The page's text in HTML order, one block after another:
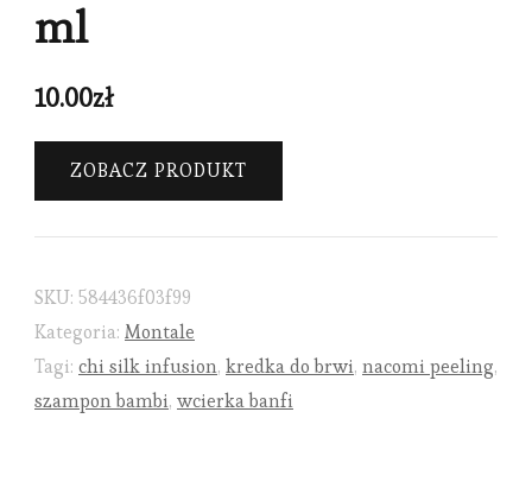
ml
10.00zł
ZOBACZ PRODUKT
SKU: 584436f03f99
Kategoria: Montale
Tagi: chi silk infusion, kredka do brwi, nacomi peeling,
szampon bambi, wcierka banfi